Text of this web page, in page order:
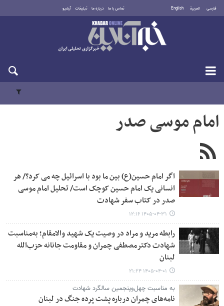
فارسی العربية English تماس با ما درباره ما تبلیغات آرشیو
شنبه ۱۷ مرداد ۱۴۰۵
امام موسی صدر
اگر امام حسین(ع) بین ما بود با اسرائیل چه می کرد؟/ هر
انسانی یک امام حسین کوچک است/ تحلیل امام موسی
صدر در کتاب سفر شهادت
۱۴۰۵-۰۴-۳۱ ۱۲:۱۶
رابطه مرید و مراد در وصیت یک شهید والامقام؛ به‌مناسبت
شهادت دکترمصطفی چمران و مقاومت جانانه حزب­‌الله
لبنان
۱۴۰۵-۰۴-۰۱ ۲۱:۲۴
به مناسبت چهل‌وپنجمین سالگرد شهادت
نامه‌های چمران درباره پشت پرده جنگ در لبنان